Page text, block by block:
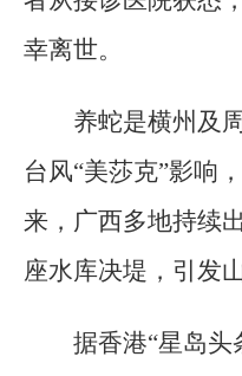
幸离世。
养蛇是横州及
台风“美莎克”影响
来，广西多地持续
座水库决堤，引发山
据香港“星岛头